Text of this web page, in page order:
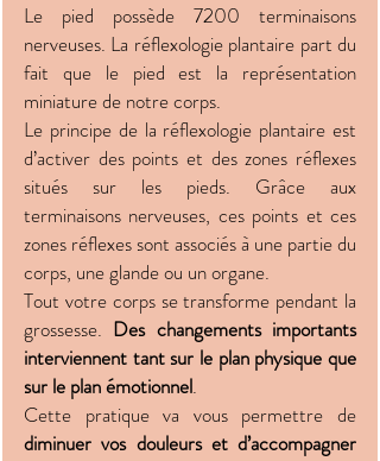
Le pied possède 7200 terminaisons
nerveuses. La réflexologie plantaire part du
fait que le pied est la représentation
miniature de notre corps.
Le principe de la réflexologie plantaire est
d’activer des points et des zones réflexes
situés sur les pieds. Grâce aux
terminaisons nerveuses, ces points et ces
zones réflexes sont associés à une partie du
corps, une glande ou un organe.
Tout votre corps se transforme pendant la
grossesse. Des changements importants
interviennent tant sur le plan physique que
sur le plan émotionnel.
Cette pratique va vous permettre de
diminuer vos douleurs et d’accompagner